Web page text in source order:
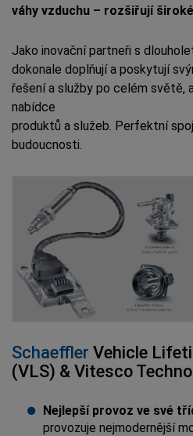
váhy vzduchu – rozšiřují
Jako inovační partneři s
dokonale doplňují a poskytují
řešení a služby po celém světě,
nabídce
produktů a služeb. Perfektní
budoucnosti.
Schaeffler Vehicle
(VLS) & Vitesco
Nejlepší provoz ve své
provozuje nejmodernější